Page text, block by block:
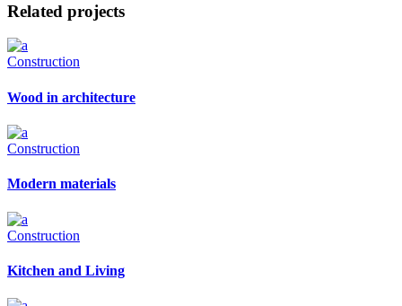
Related projects
Construction
Wood in architecture
Construction
Modern materials
Construction
Kitchen and Living